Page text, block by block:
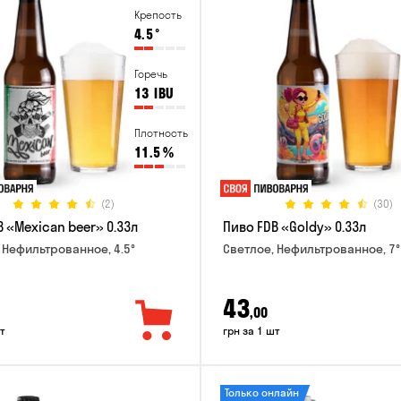
Крепость
4.5°
Горечь
13 IBU
Плотность
11.5%
(2)
«Mexican beer» 0.33л
4.5°
(30)
Пиво FDB «Goldy» 0.33л
Светлое, Нефильтрованное, 7°
43,00
грн за 1 шт
Только онлайн